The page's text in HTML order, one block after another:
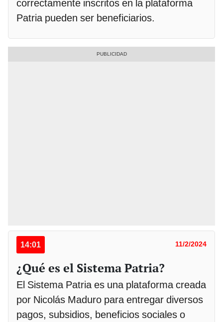
correctamente inscritos en la plataforma
Patria pueden ser beneficiarios.
14:01 11/2/2024
¿Qué es el Sistema Patria?
El Sistema Patria es una plataforma creada
por Nicolás Maduro para entregar diversos
pagos, subsidios, beneficios sociales o